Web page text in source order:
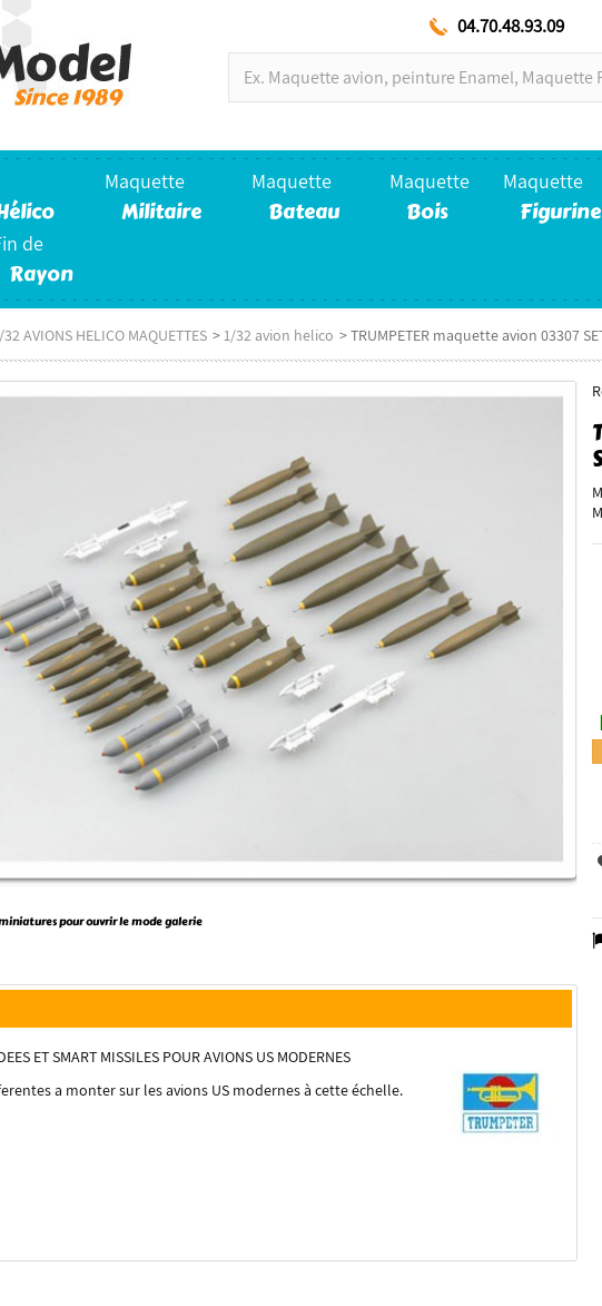
04.70.48.93.09
Maquette
Militaire
Maquette
Bateau
Maquette
Bois
Maquette
Figurine
de
Rayon
AVIONS HELICO MAQUETTES >1/32 avion helico >TRUMPETER maquette avion 03307
pour ouvrir le mode galerie
ET SMART MISSILES POUR AVIONS US MODERNES
a monter sur les avions US modernes à cette échelle.